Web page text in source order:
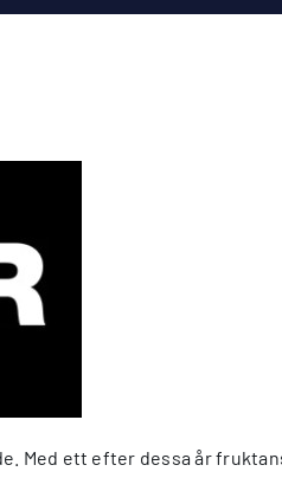
Med ett efter dessa år